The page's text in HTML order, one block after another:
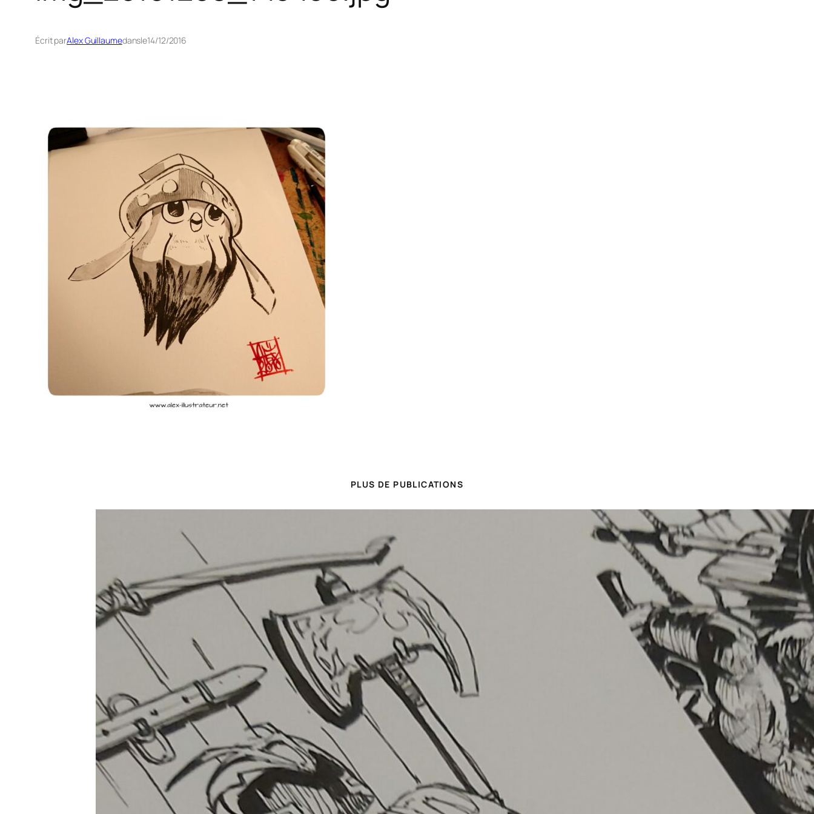
Écrit parAlex Guillaumedansle14/12/2016
PLUS DE PUBLICATIONS